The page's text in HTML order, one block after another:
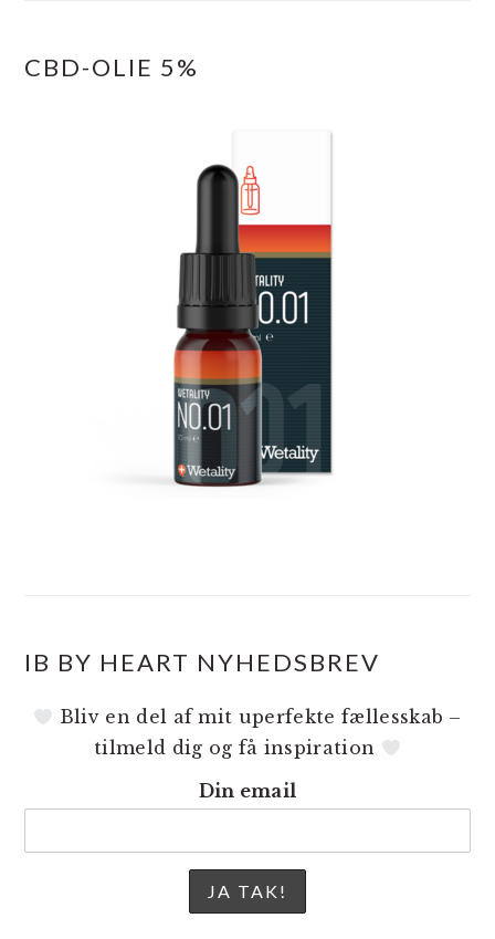
CBD-OLIE 5%
IB BY HEART NYHEDSBREV
Bliv en del af mit uperfekte fællesskab –
tilmeld dig og få inspiration
Din email